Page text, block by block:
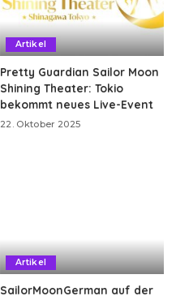
Artikel
Pretty Guardian Sailor Moon
Shining Theater: Tokio
bekommt neues Live-Event
22. Oktober 2025
Artikel
SailorMoonGerman auf der